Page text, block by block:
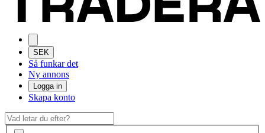
SEK
Så funkar det
Ny annons
Logga in
Skapa konto